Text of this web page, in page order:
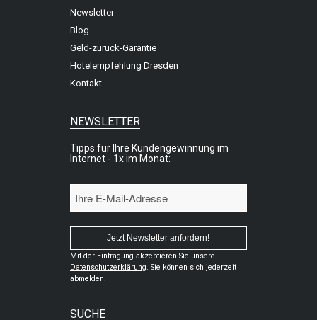
Newsletter
Blog
Geld-zurück-Garantie
Hotelempfehlung Dresden
Kontakt
NEWSLETTER
Tipps für Ihre Kundengewinnung im
Internet - 1x im Monat:
Mit der Eintragung akzeptieren Sie unsere
Datenschutzerklärung. Sie können sich jederzeit
abmelden.
SUCHE